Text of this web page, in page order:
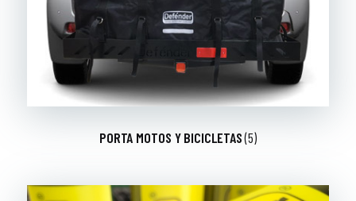
PORTA MOTOS Y BICICLETAS(5)